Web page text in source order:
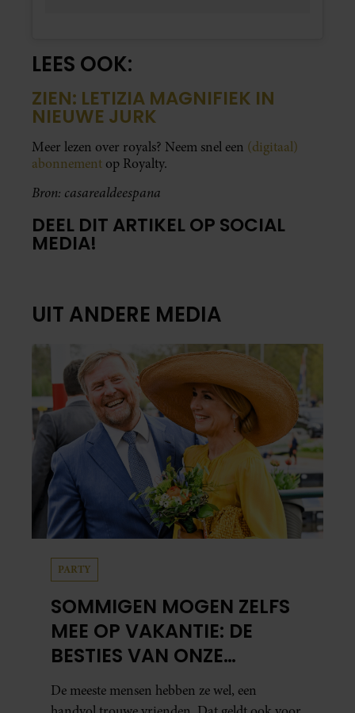
LEES OOK:
ZIEN: LETIZIA MAGNIFIEK IN
NIEUWE JURK
Meer lezen over royals? Neem snel een (digitaal)
abonnement op Royalty.
Bron: casarealdeespana
DEEL DIT ARTIKEL OP SOCIAL
MEDIA!
UIT ANDERE MEDIA
PARTY
SOMMIGEN MOGEN ZELFS
MEE OP VAKANTIE: DE
BESTIES VAN ONZE
ORANJES
De meeste mensen hebben ze wel, een